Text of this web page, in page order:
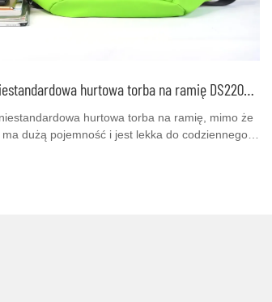
Wodoodporna niestandardowa hurtowa torba na ramię DS220612
hurtowa torba na ramię, mimo że
dużą pojemność i jest lekka do codziennego